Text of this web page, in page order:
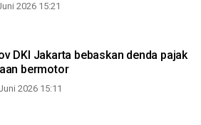
2026 15:21
DKI Jakarta bebaskan denda pajak
bermotor
2026 15:11